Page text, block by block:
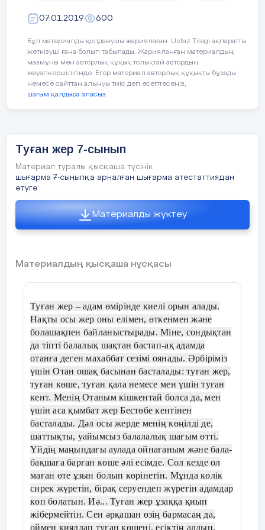
Кері
байланыс
5 минут
ІІІ. Жеке оқушымен жұмыс.
Оқушыларға арнайы қима жұмысы
тиісті тыныс белгіні қояды.
Сен қайда бардың?
Шие піскен уақыт.
Уыз деген не?
Біз мектепке барамыз
Дескриптор
- сөйлемдегі сөздерді дұрыс
жинақтайды;
- сюжетті суреттердің
байланысын анықтап, ретін
жазады.
- сурет бойынша әңгіме
құрастырады;
07.01.2019 600
Бұл материалды қолданушы жариялаған. Ustaz Tilegi ақпаратты
жеткізуші ғана болып табылады. Жарияланған материалдың
мазмұны мен авторлық құқық толықтай автордың
жауапкершілігінде. Егер материал авторлық құқықты бұзады
немесе сайттан алынуы тиіс деп есептесеңіз,
шағым қалдыра аласыз
Туған жер 7-сынып
Материал туралы қысқаша түсінік
шығарма 7-сыныпқа арналған шығарма атестаттиядан
өтуге
Материалды жүктеу
Материалдың қысқаша нұсқасы
Туған жер – адам өмірінде киелі орын алады.
Нақты осы жер оны елімен, өткенмен және
болашақпен байланыстырады. Міне, сондықтан
да тіпті балалық шақтан бастап-ақ адамда
отанға деген махаббат сезімі оянады. Әрбіріміз
үшін Отан ошақ басынан басталады: туған жер,
туған көше, туған қала немесе мен үшін туған
кент. Менің Отаным кішкентай болса да, мен
үшін аса қымбат жер Бестөбе кентінен
басталады. Дәл осы жерде менің көңілді де,
шаттықты, уайымсыз балалалық шағым өтті.
Үйдің маңындағы аулада ойнағаным және бала-
бақшаға барған көше әлі есімде. Сол кезде ол
маған өте ұзын болып көрінетін. Мұнда көлік
сирек жүретін, бірақ серуендеп жүретін адамдар
көп болатын. Иә... Туған жер ұзаққа қиып
жібермейтін. Сен әрқашан өзің бармасаң да,
оймен қиялдап туған көшені, есіктің алдын,